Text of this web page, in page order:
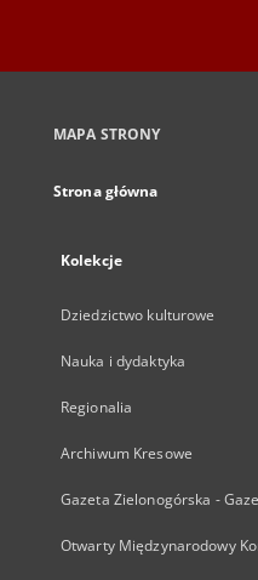
MAPA STRONY
Strona główna
Kolekcje
Dziedzictwo kulturowe
Nauka i dydaktyka
Regionalia
Archiwum Kresowe
Gazeta Zielonogórska -
Otwarty Międzynarodowy